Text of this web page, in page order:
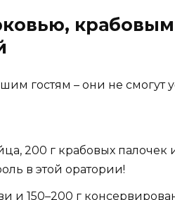
гостям – они не смогут
200 г крабовых палочек
в этой оратории!
и 150–200 г